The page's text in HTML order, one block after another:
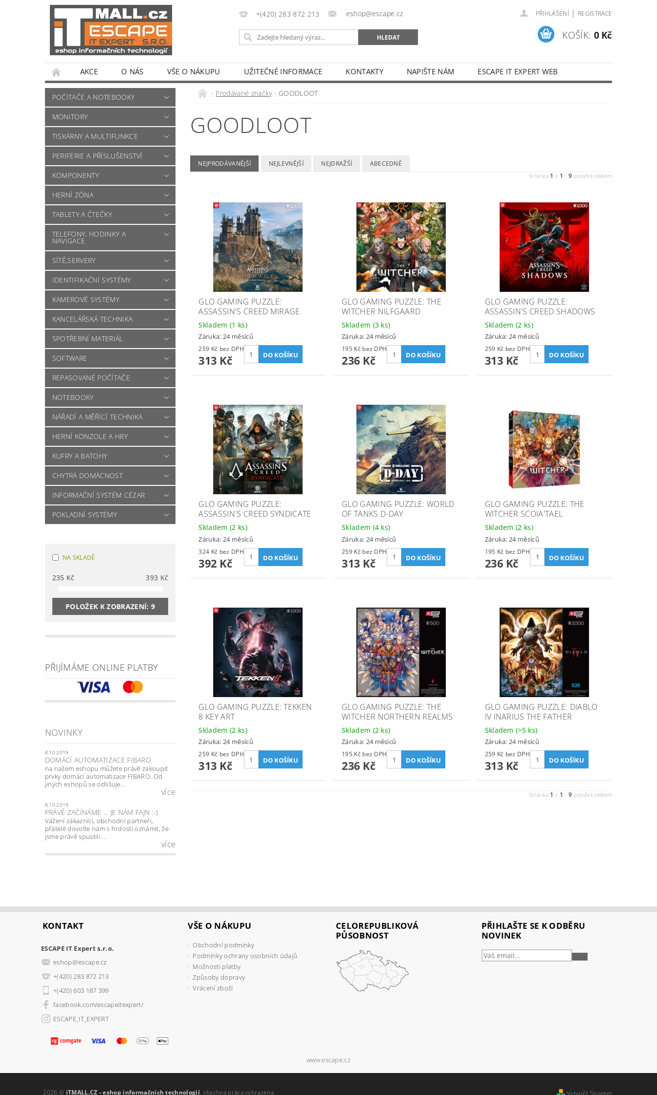
+(420) 283 872 213 eshop@escape.cz PŘIHLÁŠENÍ | REGISTRACE
KOŠÍK: 0 Kč
AKCE O NÁS VŠE O NÁKUPU UŽITEČNÉ INFORMACE KONTAKTY NAPIŠTE NÁM ESCAPE IT EXPERT WEB
POČÍTAČE A NOTEBOOKY
MONITORY
TISKÁRNY A MULTIFUNKCE
PERIFERIE A PŘÍSLUŠENSTVÍ
KOMPONENTY
HERNÍ ZÓNA
TABLETY A ČTEČKY
TELEFONY, HODINKY A
NAVIGACE
SÍTĚ,SERVERY
IDENTIFIKAČNÍ SYSTÉMY
KAMEROVÉ SYSTÉMY
KANCELÁŘSKÁ TECHNIKA
SPOTŘEBNÍ MATERIÁL
SOFTWARE
REPASOVANÉ POČÍTAČE
NOTEBOOKY
NÁŘADÍ A MĚŘÍCÍ TECHNIKA
HERNÍ KONZOLE A HRY
KUFRY A BATOHY
CHYTRÁ DOMÁCNOST
INFORMAČNÍ SYSTÉM CÉZAR
POKLADNÍ SYSTÉMY
NA SKLADĚ
235 Kč 393 Kč
POLOŽEK K ZOBRAZENÍ: 9
PŘIJÍMÁME ONLINE PLATBY
NOVINKY
8.10.2019
DOMÁCÍ AUTOMATIZACE FIBARO
na našem eshopu můžete právě zakoupit
prvky domácí automatizace FIBARO. Od
jiných eshopů se odlišuje...
více
8.10.2019
PRÁVĚ ZAČÍNÁME ... JE NÁM FAJN :-)
Vážení zákazníci, obchodní partneři,
přátelé dovolte nám s hrdostí oznámit, že
jsme právě spustili ...
více
Prodávané značky GOODLOOT
GOODLOOT
NEJPRODÁVANĚJŠÍ NEJLEVNĚJŠÍ NEJDRAŽŠÍ ABECEDNĚ
Stránka 1 z 1 -9 položek celkem
GLO GAMING PUZZLE:
ASSASSIN'S CREED MIRAGE
Skladem (1 ks)
Záruka: 24 měsíců
259 Kč bez DPH
313 Kč
GLO GAMING PUZZLE: THE
WITCHER NILFGAARD
Skladem (3 ks)
Záruka: 24 měsíců
195 Kč bez DPH
236 Kč
GLO GAMING PUZZLE:
ASSASSIN'S CREED SHADOWS
Skladem(2 ks)
Záruka: 24 měsíců
259 Kč bez DPH
313 Kč
GLO GAMING PUZZLE:
ASSASSIN'S CREED SYNDICATE
Skladem (2 ks)
Záruka: 24 měsíců
324 Kč bez DPH
392 Kč
GLO GAMING PUZZLE: WORLD
OF TANKS D-DAY
Skladem (4 ks)
Záruka: 24 měsíců
259 Kč bez DPH
313 Kč
GLO GAMING PUZZLE: THE
WITCHER SCOIA'TAEL
Skladem(2 ks)
Záruka: 24 měsíců
195 Kč bez DPH
236 Kč
GLO GAMING PUZZLE: TEKKEN
8 KEY ART
Skladem (2 ks)
Záruka: 24 měsíců
259 Kč bez DPH
313 Kč
GLO GAMING PUZZLE: THE
WITCHER NORTHERN REALMS
Skladem (2 ks)
Záruka: 24 měsíců
195 Kč bez DPH
236 Kč
GLO GAMING PUZZLE: DIABLO
IV INARIUS THE FATHER
Skladem(>5 ks)
Záruka: 24 měsíců
259 Kč bez DPH
313 Kč
Stránka 1 z 1 -9 položek celkem
KONTAKT
ESCAPE IT Expert s.r.o.
eshop@escape.cz
+(420) 283 872 213
+(420) 603 187 399
facebook.com/escapeitexpert/
ESCAPE_IT_EXPERT
VŠE O NÁKUPU
Obchodní podmínky
Podmínky ochrany osobních údajů
Možnosti platby
Způsoby dopravy
Vrácení zboží
CELOREPUBLIKOVÁ
PŮSOBNOST
PŘIHLAŠTE SE K ODBĚRU
NOVINEK
PŘIHLÁSIT
www.escape.cz
2026 © iTMALL.CZ - eshop informačních technologií, všechna práva vyhrazena Vytvořil Shoptet